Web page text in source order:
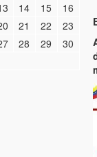
14 15
16
21 22
23
28 29
30